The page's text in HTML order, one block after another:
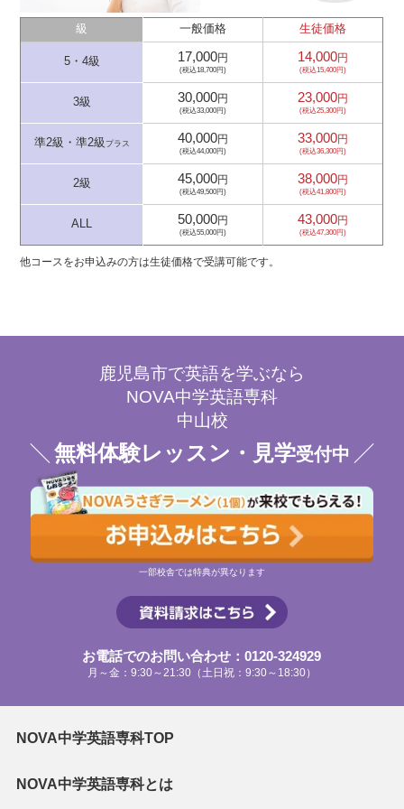
級 一般価格 生徒価格
5・4級 17,000円
(税込18,700円)
14,000円
(税込15,400円)
3級 30,000円
(税込33,000円)
23,000円
(税込25,300円)
準2級・準2級 プラス 40,000円
(税込44,000円)
33,000円
(税込36,300円)
2級 45,000円
(税込49,500円)
38,000円
(税込41,800円)
ALL 50,000円
(税込55,000円)
43,000円
(税込47,300円)
他コースをお申込みの方は生徒価格で受講可能です。
鹿児島市で英語を学ぶなら
NOVA中学英語専科
中山校
無料体験レッスン・見学受付中
一部校舎では特典が異なります
お電話でのお問い合わせ：0120-324929
月～金：9:30～21:30（土日祝：9:30～18:30）
NOVA中学英語専科TOP
NOVA中学英語専科とは